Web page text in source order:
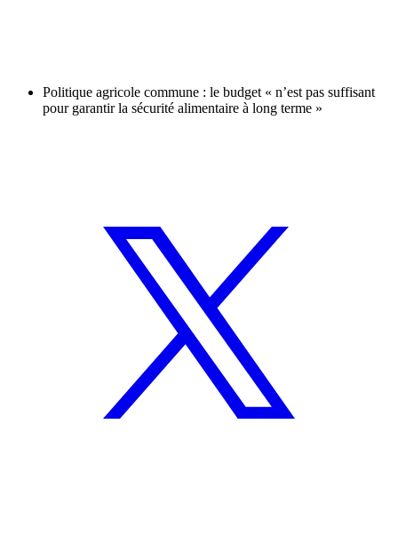
Politique agricole commune : le budget « n’est pas suffisant
pour garantir la sécurité alimentaire à long terme »